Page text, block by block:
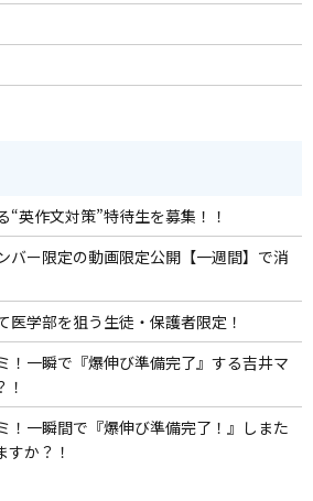
英作文対策”特待生を募集！！
バー限定の動画限定公開【一週間】で消
医学部を狙う生徒・保護者限定！
！一瞬で『爆伸び準備完了』する吉井マ
！一瞬間で『爆伸び準備完了！』しまた
か？！